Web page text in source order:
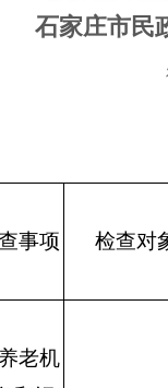
石家庄市民
事项 检查对
老机